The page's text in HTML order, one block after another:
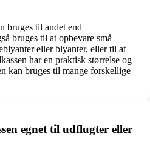
bruges til andet end
bruges til at opbevare små
eller blyanter, eller til at
har en praktisk størrelse og
kan bruges til mange forskellige
egnet til udflugter eller